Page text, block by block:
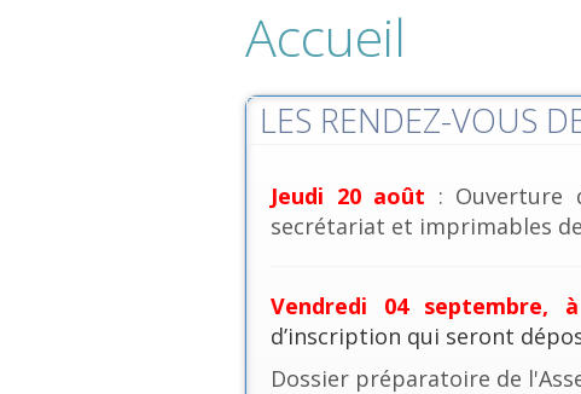
Accueil
LES RENDEZ-VOUS
Jeudi 20 août : Ouverture
secrétariat et imprimables
Vendredi 04 septembre,
d’inscription qui seront
Dossier préparatoire de